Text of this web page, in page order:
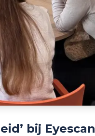
bij Eyescan